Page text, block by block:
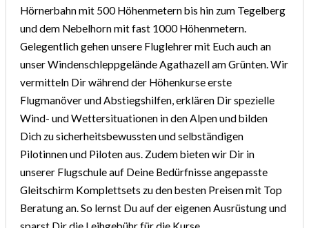
Hörnerbahn mit 500 Höhenmetern bis hin zum Tegelberg
und dem Nebelhorn mit fast 1000 Höhenmetern.
Gelegentlich gehen unsere Fluglehrer mit Euch auch an
unser Windenschleppgelände Agathazell am Grünten. Wir
vermitteln Dir während der Höhenkurse erste
Flugmanöver und Abstiegshilfen, erklären Dir spezielle
Wind- und Wettersituationen in den Alpen und bilden
Dich zu sicherheitsbewussten und selbständigen
Pilotinnen und Piloten aus. Zudem bieten wir Dir in
unserer Flugschule auf Deine Bedürfnisse angepasste
Gleitschirm Komplettsets zu den besten Preisen mit Top
Beratung an. So lernst Du auf der eigenen Ausrüstung und